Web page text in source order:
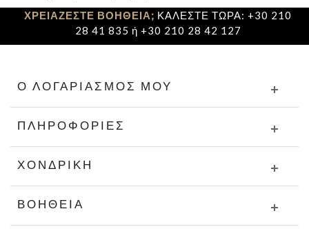
ΧΡΕΙΑΖΕΣΤΕ ΒΟΗΘΕΙΑ; ΚΑΛΕΣΤΕ ΤΩΡΑ: +30 210
28 41 835 ή +30 210 28 42 127
Ο ΛΟΓΑΡΙΑΣΜΌΣ ΜΟΥ
ΠΛΗΡΟΦΟΡΊΕΣ
ΧΟΝΔΡΙΚΉ
ΒΟΉΘΕΙΑ